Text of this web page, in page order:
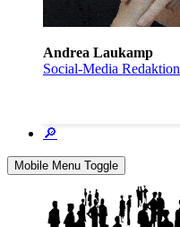
Andrea Laukamp
Social-Media Redaktion
🔎
Mobile Menu Toggle